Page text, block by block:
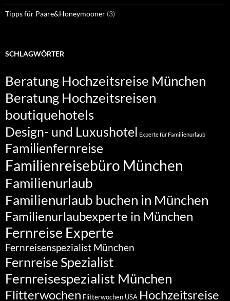
Tipps für Paare&Honeymooner (3)
SCHLAGWÖRTER
Beratung Hochzeitsreise München
Beratung Hochzeitsreisen
boutiquehotels
Design- und Luxushotel Experte für Familienurlaub
Familienfernreise
Familienreisebüro München
Familienurlaub
Familienurlaub buchen in München
Familienurlaubexperte in München
Fernreise Experte
Fernreisenspezialist München
Fernreise Spezialist
Fernreisespezialist München
Flitterwochen Flitterwochen USA Hochzeitsreise